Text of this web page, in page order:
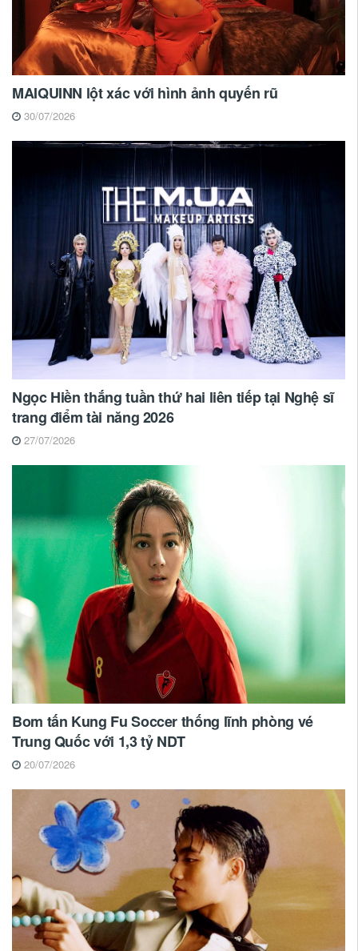
MAIQUINN lột xác với hình ảnh quyến rũ
30/07/2026
Ngọc Hiền thắng tuần thứ hai liên tiếp tại Nghệ sĩ
trang điểm tài năng 2026
27/07/2026
Bom tấn Kung Fu Soccer thống lĩnh phòng vé
Trung Quốc với 1,3 tỷ NDT
20/07/2026